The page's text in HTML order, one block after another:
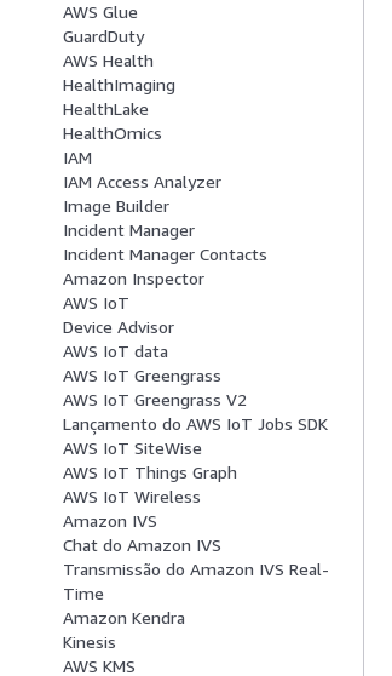
AWS Glue
GuardDuty
AWS Health
HealthImaging
HealthLake
HealthOmics
IAM
IAM Access Analyzer
Image Builder
Incident Manager
Incident Manager Contacts
Amazon Inspector
AWS IoT
Device Advisor
AWS IoT data
AWS IoT Greengrass
AWS IoT Greengrass V2
Lançamento do AWS IoT Jobs SDK
AWS IoT SiteWise
AWS IoT Things Graph
AWS IoT Wireless
Amazon IVS
Chat do Amazon IVS
Transmissão do Amazon IVS Real-
Time
Amazon Kendra
Kinesis
AWS KMS